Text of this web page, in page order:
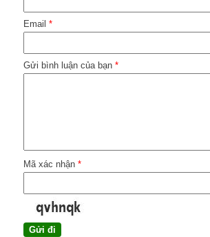
Email *
Gửi bình luận của bạn *
Mã xác nhận *